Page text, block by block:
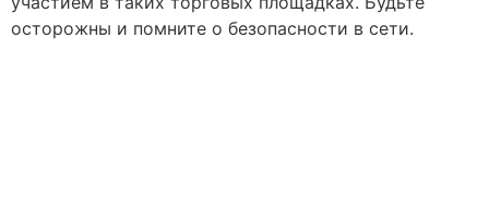
осторожны и помните о безопасности в сети.